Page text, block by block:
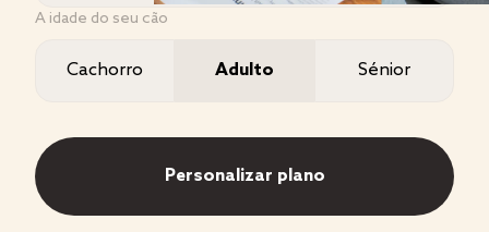
A idade do seu cão
Cachorro Adulto Sénior
Personalizar plano